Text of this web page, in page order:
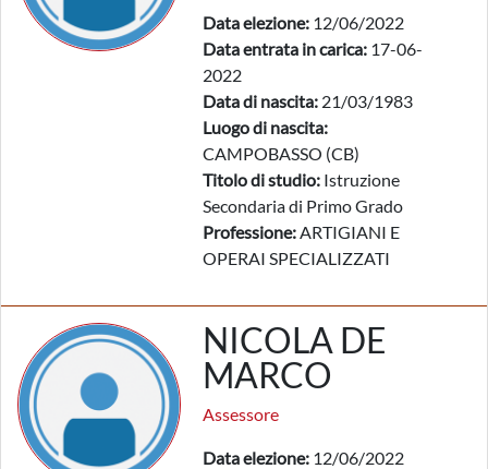
Data elezione: 12/06/2022
Data entrata in carica: 17-06-
2022
Data di nascita: 21/03/1983
Luogo di nascita:
CAMPOBASSO (CB)
Titolo di studio: Istruzione
Secondaria di Primo Grado
Professione:ARTIGIANI E
OPERAI SPECIALIZZATI
NICOLA DE
MARCO
Assessore
Data elezione: 12/06/2022